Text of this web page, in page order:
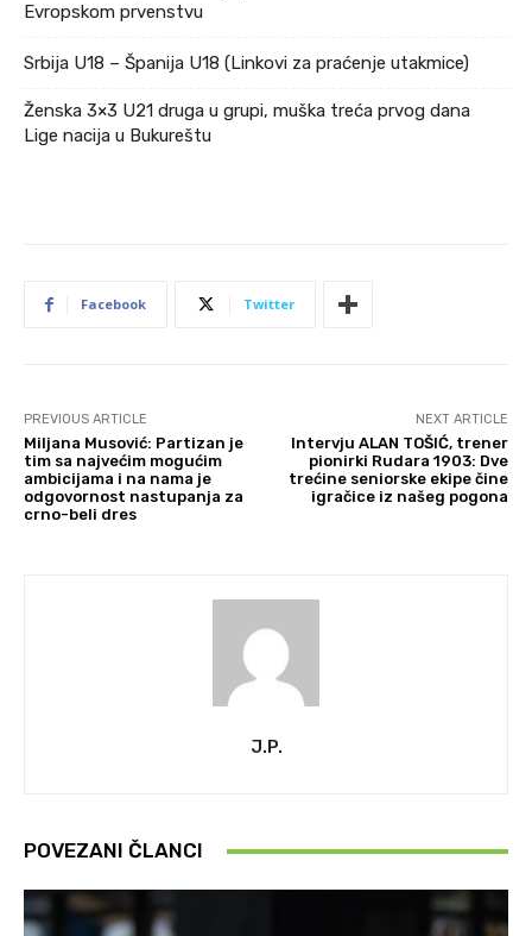
Evropskom prvenstvu
Srbija U18 – Španija U18 (Linkovi za praćenje utakmice)
Ženska 3×3 U21 druga u grupi, muška treća prvog dana
Lige nacija u Bukureštu
Facebook Twitter
PREVIOUS ARTICLE
Miljana Musović: Partizan je
tim sa najvećim mogućim
ambicijama i na nama je
odgovornost nastupanja za
crno-beli dres
NEXT ARTICLE
Intervju ALAN TOŠIĆ, trener
pionirki Rudara 1903: Dve
trećine seniorske ekipe čine
igračice iz našeg pogona
J.P.
POVEZANI ČLANCI